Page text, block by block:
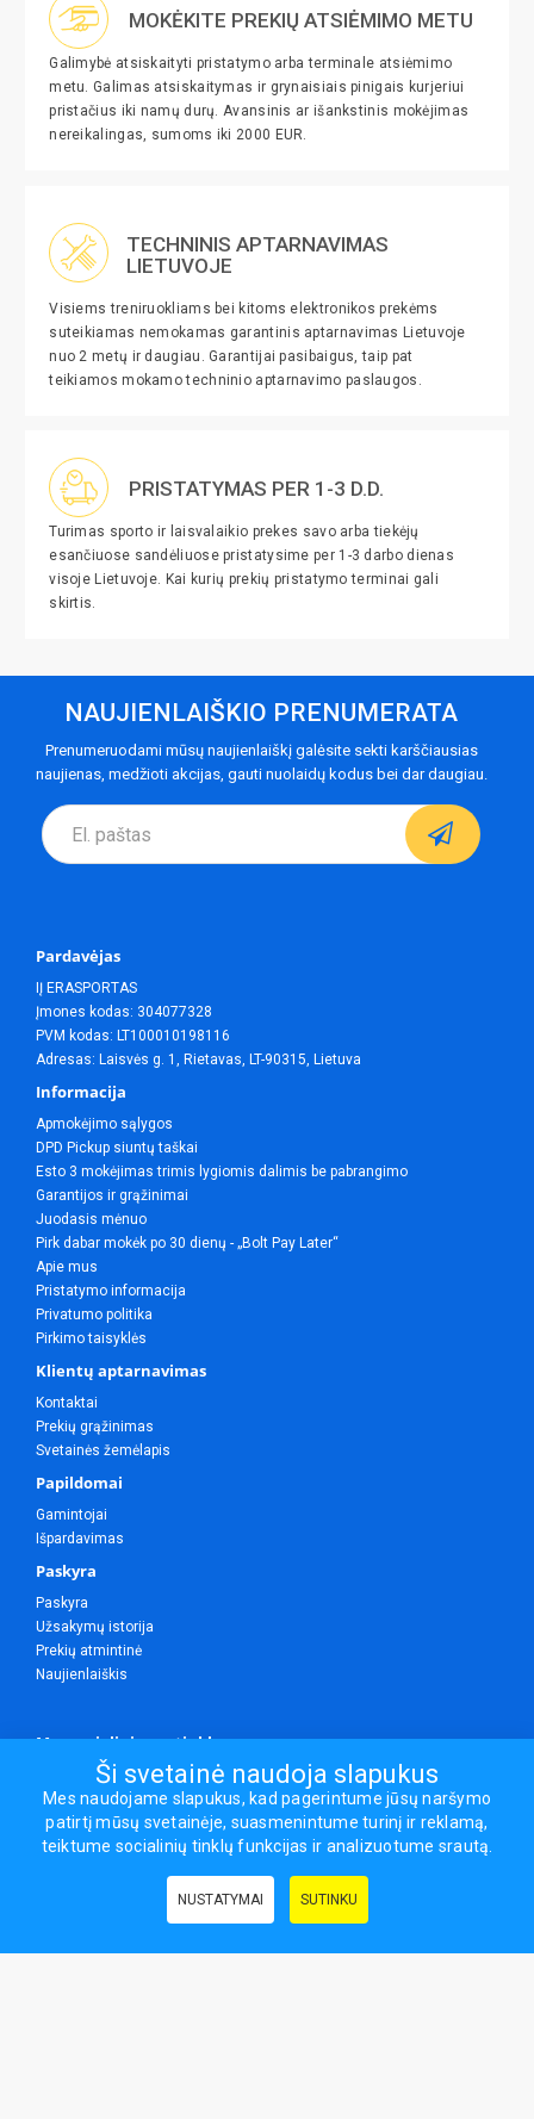
MOKĖKITE PREKIŲ ATSIĖMIMO METU
Galimybė atsiskaityti pristatymo arba terminale atsiėmimo
metu. Galimas atsiskaitymas ir grynaisiais pinigais kurjeriui
pristačius iki namų durų. Avansinis ar išankstinis mokėjimas
nereikalingas, sumoms iki 2000 EUR.
TECHNINIS APTARNAVIMAS
LIETUVOJE
Visiems treniruokliams bei kitoms elektronikos prekėms
suteikiamas nemokamas garantinis aptarnavimas Lietuvoje
nuo 2 metų ir daugiau. Garantijai pasibaigus, taip pat
teikiamos mokamo techninio aptarnavimo paslaugos.
PRISTATYMAS PER 1-3 D.D.
Turimas sporto ir laisvalaikio prekes savo arba tiekėjų
esančiuose sandėliuose pristatysime per 1-3 darbo dienas
visoje Lietuvoje. Kai kurių prekių pristatymo terminai gali
skirtis.
NAUJIENLAIŠKIO PRENUMERATA
Prenumeruodami mūsų naujienlaiškį galėsite sekti karščiausias
naujienas, medžioti akcijas, gauti nuolaidų kodus bei dar daugiau.
Pardavėjas
IĮ ERASPORTAS
Įmones kodas: 304077328
PVM kodas: LT100010198116
Adresas: Laisvės g. 1, Rietavas, LT-90315, Lietuva
Informacija
Apmokėjimo sąlygos
DPD Pickup siuntų taškai
Esto 3 mokėjimas trimis lygiomis dalimis be pabrangimo
Garantijos ir grąžinimai
Juodasis mėnuo
Pirk dabar mokėk po 30 dienų - „Bolt Pay Later“
Apie mus
Pristatymo informacija
Privatumo politika
Pirkimo taisyklės
Klientų aptarnavimas
Kontaktai
Prekių grąžinimas
Svetainės žemėlapis
Papildomai
Gamintojai
Išpardavimas
Paskyra
Paskyra
Užsakymų istorija
Prekių atmintinė
Naujienlaiškis
Mes socialiniuose tinkluose
Visos teisės saugomos.
Sporto ir laisvalaikio prekės, maisto papildai - erasportas.lt © 2026
Ši svetainė naudoja slapukus
Mes naudojame slapukus, kad pagerintume jūsų naršymo
patirtį mūsų svetainėje, suasmenintume turinį ir reklamą,
teiktume socialinių tinklų funkcijas ir analizuotume srautą.
NUSTATYMAI SUTINKU